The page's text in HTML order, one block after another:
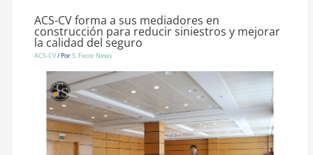
ACS-CV forma a sus mediadores en
construcción para reducir siniestros y mejorar
la calidad del seguro
ACS-CV/ PorS. Fecor News